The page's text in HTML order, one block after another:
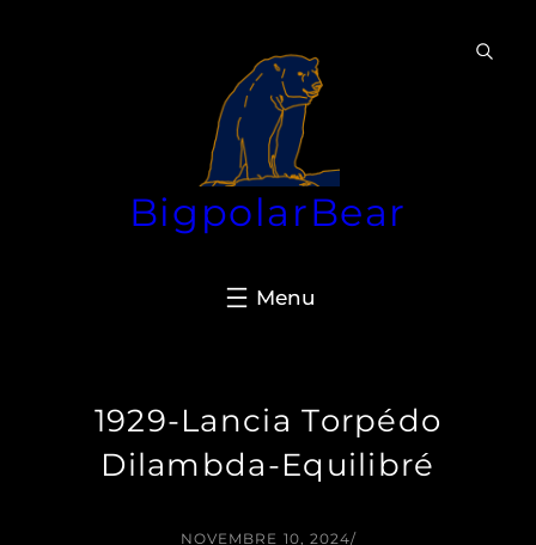
BigpolarBear
1929-Lancia Torpédo
Dilambda-Equilibré
NOVEMBRE 10, 2024/